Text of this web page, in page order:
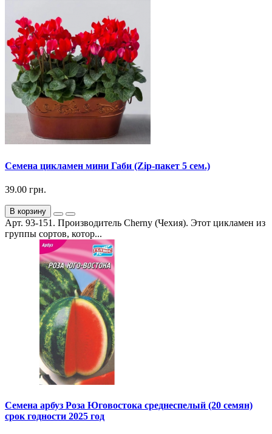
Семена цикламен мини Габи (Zip-пакет 5 сем.)
39.00 грн.
В корзину
Арт. 93-151. Производитель Cherny (Чехия). Этот цикламен из
группы сортов, котор...
Семена арбуз Роза Юговостока среднеспелый (20 семян)
срок годности 2025 год